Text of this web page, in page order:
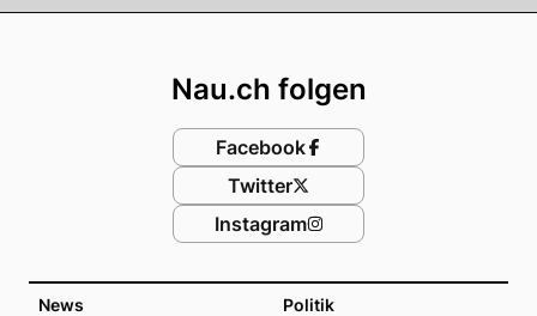
News Politik
Nau.ch folgen
Facebook
Twitter
Instagram